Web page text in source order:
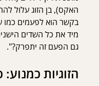
האקס), בן הזוג עלול
בקשר הוא לפעמים כמו
מיד את כל השדים
גם הפעם זה יתפרק?".
הזוגיות